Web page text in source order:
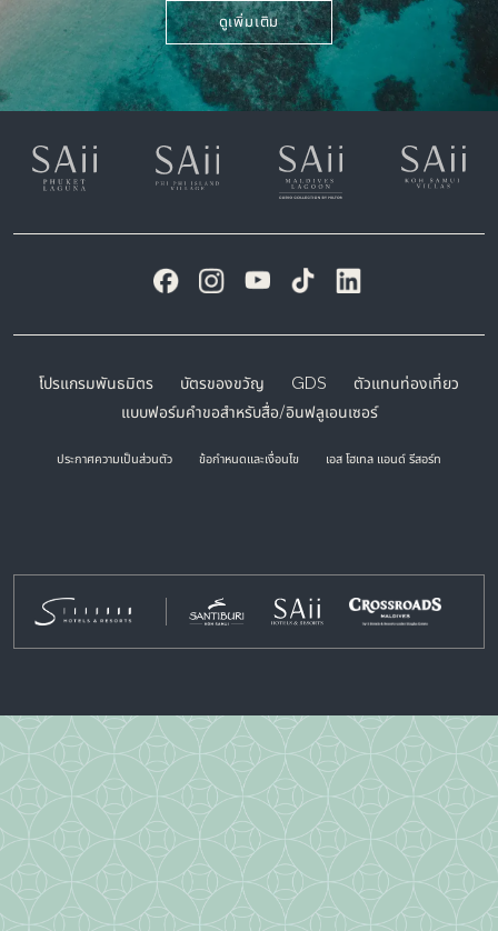
ดูเพิ่มเติม
โปรแกรมพันธมิตร บัตรของขวัญ GDS
ตัวแทนท่องเที่ยว
แบบฟอร์มคำขอสำหรับสื่อ/อินฟลูเอนเซอร์
ประกาศความเป็นส่วนตัว ข้อกำหนดและเงื่อนไข เอส โฮเทล แอนด์ รีสอร์ท